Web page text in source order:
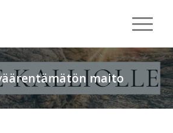
maito